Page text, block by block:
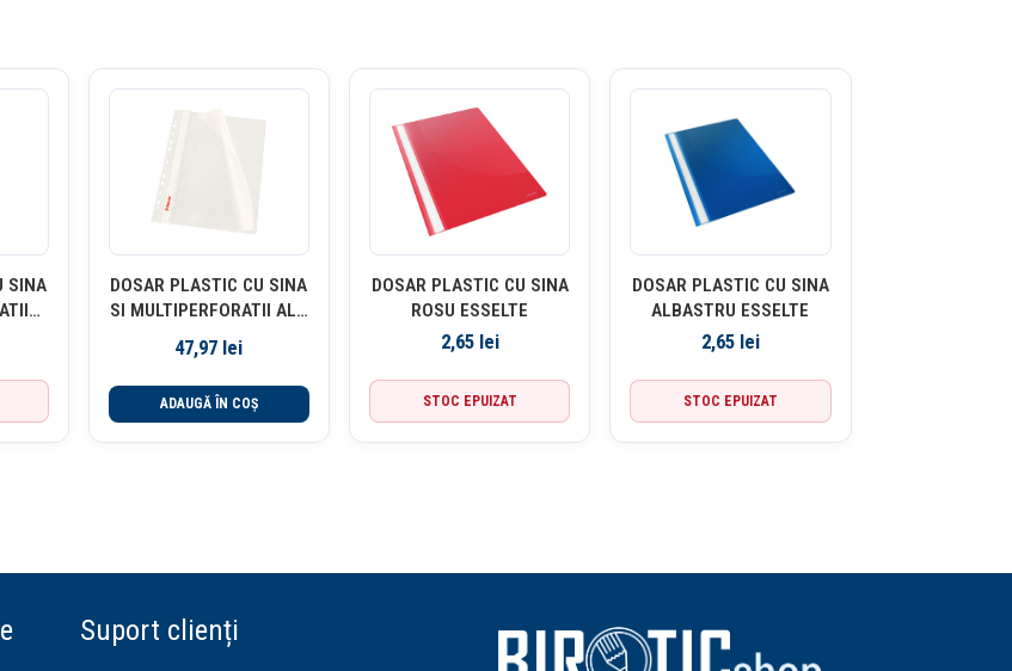
SINA
DOSAR PLASTIC CU SINA
SI MULTIPERFORATII ALB
10/SET ESSELTE
47,97 lei
ADAUGĂ ÎN COȘ
DOSAR PLASTIC CU SINA
ROSU ESSELTE
2,65 lei
STOC EPUIZAT
DOSAR PLASTIC CU SINA
ALBASTRU ESSELTE
2,65 lei
STOC EPUIZAT
Suport clienți